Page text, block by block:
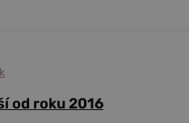
od roku 2016